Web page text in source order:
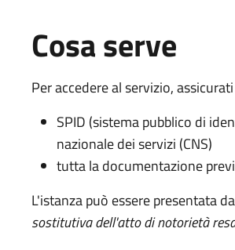
Cosa serve
Per accedere al servizio,
SPID (sistema pubblico di
nazionale dei servizi (CNS)
tutta la documentazione
L'istanza può essere presentata
sostitutiva dell'atto di notorietà